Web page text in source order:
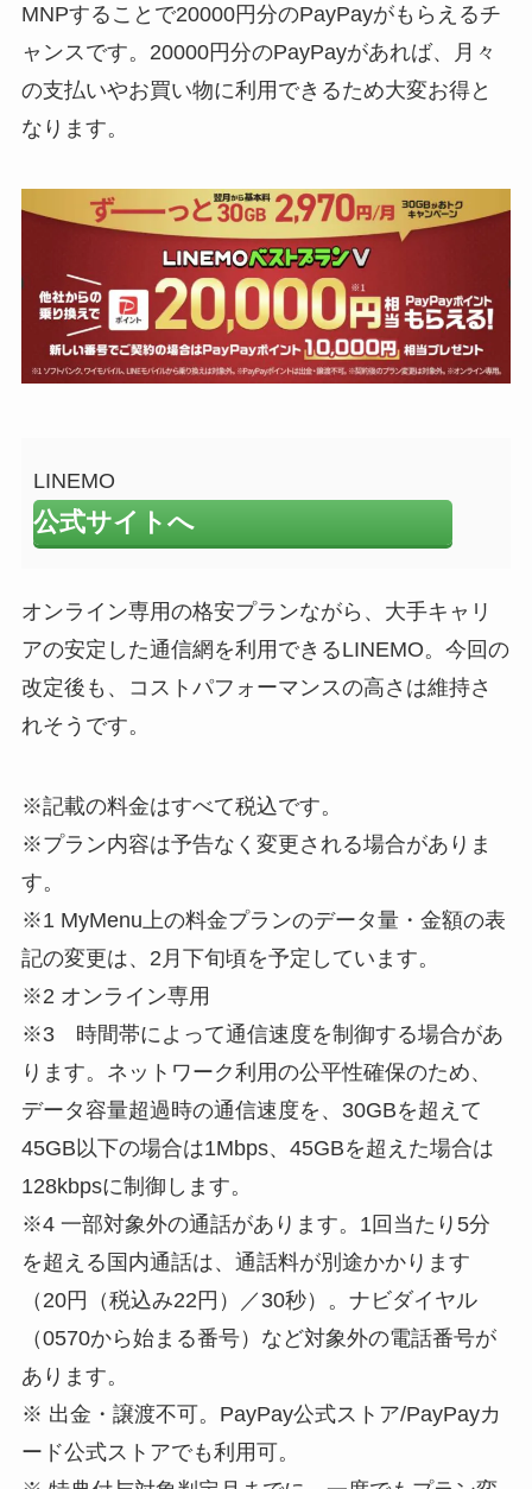
MNPすることで20000円分のPayPayがもらえるチ
ャンスです。20000円分のPayPayがあれば、月々
の支払いやお買い物に利用できるため大変お得と
なります。
LINEMO
公式サイトへ
オンライン専用の格安プランながら、大手キャリ
アの安定した通信網を利用できるLINEMO。今回の
改定後も、コストパフォーマンスの高さは維持さ
れそうです。
※記載の料金はすべて税込です。
※プラン内容は予告なく変更される場合がありま
す。
※1 MyMenu上の料金プランのデータ量・金額の表
記の変更は、2 月下旬頃を予定しています。
※2 オンライン専用
※3 時間帯によって通信速度を制御する場合があ
ります。ネットワーク利用の公平性確保のため、
データ容量超過時の通信速度を、30GBを超えて
45GB以下の場合は1Mbps、45GBを超えた場合は
128kbpsに制御します。
※4 一部対象外の通話があります。1回当たり5分
を超える国内通話は、通話料が別途かかります
（20円（税込み22円）／30秒）。 ナビダイヤル
（0570から始まる番号） など対象外の電話番号が
あります。
※ 出金・譲渡不可。PayPay公式ストア/PayPayカ
ード公式ストアでも利用可。